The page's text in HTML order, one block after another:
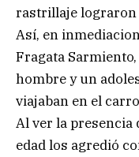
rastrillaje lograron
Así, en
Fragata
hombre y un
viajaban en el
Al ver la presencia
edad los agredió